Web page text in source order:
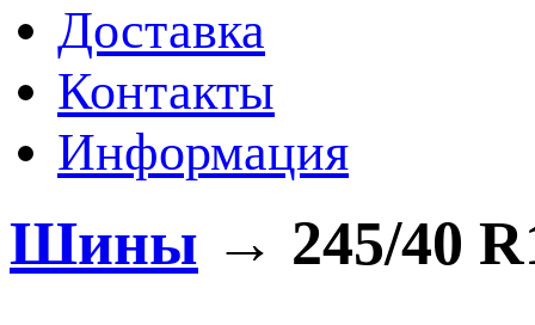
Доставка
Контакты
Информация
Шины → 245/40